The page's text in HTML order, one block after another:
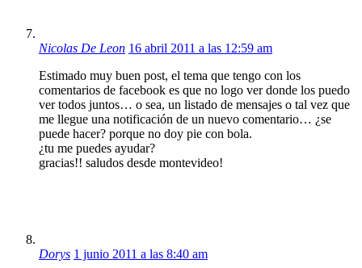
Nicolas De Leon 16 abril 2011 a las 12:59 am
Estimado muy buen post, el tema que tengo con los
comentarios de facebook es que no logo ver donde los puedo
ver todos juntos… o sea, un listado de mensajes o tal vez que
me llegue una notificación de un nuevo comentario… ¿se
puede hacer? porque no doy pie con bola.
¿tu me puedes ayudar?
gracias!! saludos desde montevideo!
Dorys 1 junio 2011 a las 8:40 am